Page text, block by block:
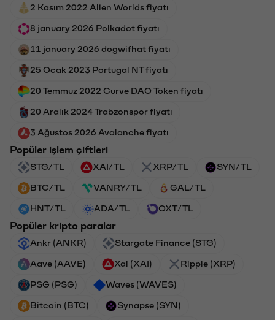
2 Kasım 2022 Alien Worlds fiyatı
8 january 2026 Polkadot fiyatı
11 january 2026 dogwifhat fiyatı
25 Ocak 2023 Portugal NT fiyatı
20 Temmuz 2022 Curve DAO Token fiyatı
20 Aralık 2024 Trabzonspor fiyatı
3 Ağustos 2026 Avalanche fiyatı
Popüler işlem çiftleri
STG/TL XAI/TL XRP/TL SYN/TL
BTC/TL VANRY/TL GAL/TL
HNT/TL ADA/TL OXT/TL
Popüler kripto paralar
Ankr (ANKR) Stargate Finance (STG)
Aave (AAVE) Xai (XAI) Ripple (XRP)
PSG (PSG) Waves (WAVES)
Bitcoin (BTC) Synapse (SYN)